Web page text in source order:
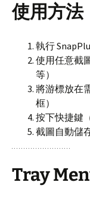
使用方法
執行
使用任意截
等）
將游標放在
框）
按下快捷鍵
截圖自動儲
Tray